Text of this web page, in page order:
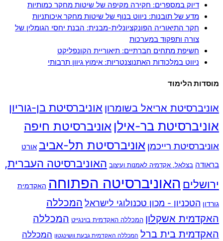
דיוק במספרים: חקירה מקיפה של שיטות מחקר כמותיות
מדע של תובנות: ניווט בנוף של שיטות מחקר איכותניות
חקר התיאוריה הפונקציונלית-מבנית: הבנת יחסי הגומלין של
צורה ותפקוד במערכות
חשיפת מתחים חברתיים: תיאוריית הקונפליקט
ניווט במלכודות האתנוצנטריות: אימוץ גיוון תרבותי
מוסדות הלימוד
אוניברסיטת אריאל בשומרון אוניברסיטת בן-גוריון
אוניברסיטת בר-אילן אוניברסיטת חיפה
אוניברסיטת רייכמן אוניברסיטת תל-אביב אורט
בראודה בצלאל, אקדמיה לאמנות ועיצוב האוניברסיטה העברית,
ירושלים האוניברסיטה הפתוחה האקדמית
גורדון הטכניון - מכון טכנולוגי לישראל המכללה
האקדמית אשקלון המכללה האקדמית בוינגייט המכללה
האקדמית בית ברל המכללה האקדמית גבעת וושינגטון המכללה